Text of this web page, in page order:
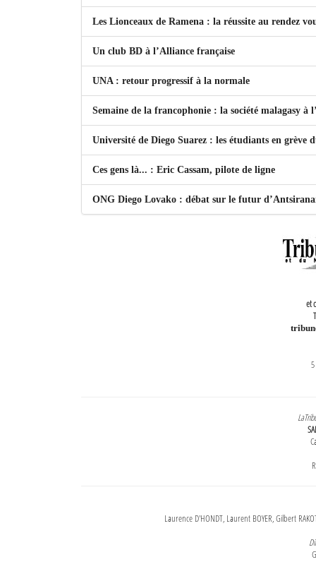
Les Lionceaux de Ramena : la réussite au rendez
Un club BD à l’Alliance française
UNA : retour progressif à la normale
Semaine de la francophonie : la société malagasy à
Université de Diego Suarez : les étudiants en grève
Ces gens là... : Eric Cassam, pilote de ligne
ONG Diego Lovako : débat sur le futur
et
Laurence D'HONDT, Laurent BOYER, Gilbert